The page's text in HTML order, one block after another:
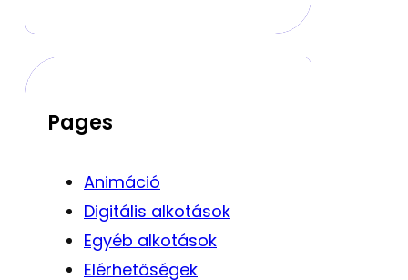
Pages
Animáció
Digitális alkotások
Egyéb alkotások
Elérhetőségek